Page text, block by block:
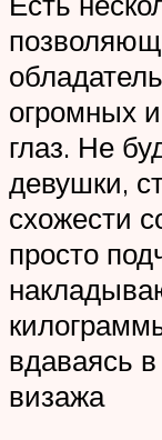
огромных
глаз. Не
девушки,
схожести
просто
вдаваясь
визажа